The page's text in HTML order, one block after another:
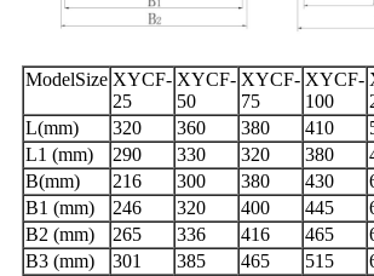
ModelSize XYCF-
25
XYCF-
50
XYCF-
75
XYCF-
100
L(mm)
320 360 380 410
L1 (mm)
290 330 320 380
B(mm)
216 300 380 430
B1 (mm)
246 320 400 445
B2 (mm)
265 336 416 465
B3 (mm)
301 385 465 515